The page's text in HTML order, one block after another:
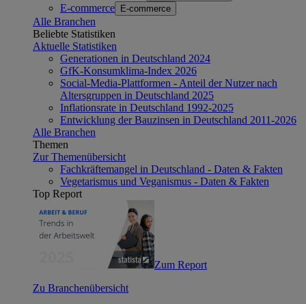
E-commerce E-commerce
Alle Branchen
Beliebte Statistiken
Aktuelle Statistiken
Generationen in Deutschland 2024
GfK-Konsumklima-Index 2026
Social-Media-Plattformen - Anteil der Nutzer nach
Altersgruppen in Deutschland 2025
Inflationsrate in Deutschland 1992-2025
Entwicklung der Bauzinsen in Deutschland 2011-2026
Alle Branchen
Themen
Zur Themenübersicht
Fachkräftemangel in Deutschland - Daten & Fakten
Vegetarismus und Veganismus - Daten & Fakten
Top Report
Zum Report
Zu Branchenübersicht